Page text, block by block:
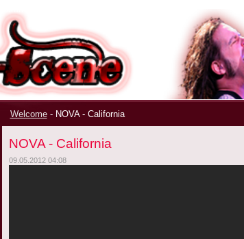
Welcome - NOVA - California
NOVA - California
09.05.2012 04:08